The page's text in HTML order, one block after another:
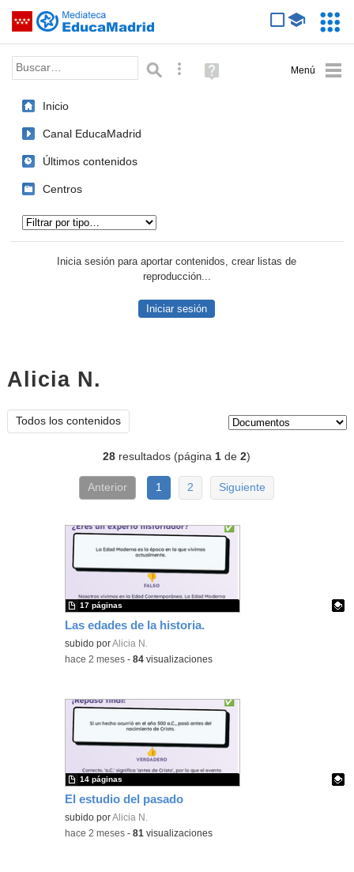
Saltar navegación
Palabra o frase: Búsqueda avanzada
Ayuda
(en
Inicio
Canal EducaMadrid
Últimos contenidos
Centros
Inicia sesión para aportar contenidos, crear listas de
reproducción...
Iniciar sesión
Alicia N.
Todos los contenidos
28 resultados (página1 de2)
Anterior 1 2 Siguiente
Las edades de la historia.
Contenido educativo.
subido porAlicia N.
17 páginas
-hace 2 meses -84 visualizaciones
El estudio del pasado
Contenido educativo.
subido porAlicia N.
14 páginas
-hace 2 meses -81 visualizaciones